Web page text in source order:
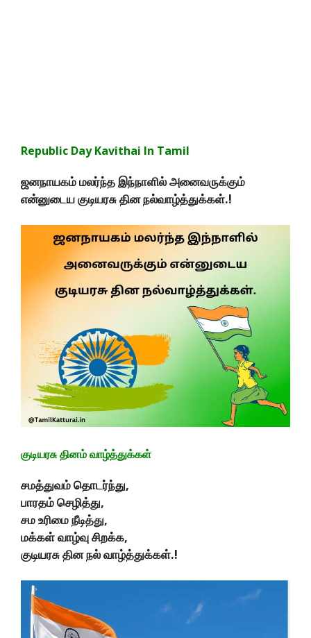
Republic Day Kavithai In Tamil
ஜனநாயகம் மலர்ந்த இந்நாளில் அனைவருக்கும்
என்னுடைய குடியரசு தின நல்வாழ்த்துக்கள்.!
குடியரசு தினம் வாழ்த்துக்கள்
சமத்துவம் தொடர்ந்து,
பாரதம் செழித்து,
சம உரிமை நீடித்து,
மக்கள் வாழ்வு சிறக்க,
குடியரசு தின நல் வாழ்த்துக்கள்.!